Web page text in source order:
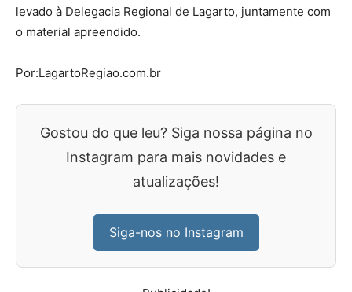
levado à Delegacia Regional de Lagarto, juntamente com
o material apreendido.
Por:LagartoRegiao.com.br
Gostou do que leu? Siga nossa página no
Instagram para mais novidades e
atualizações!
Siga-nos no Instagram